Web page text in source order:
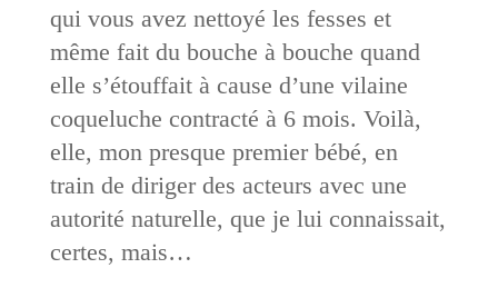
qui vous avez nettoyé les fesses et
même fait du bouche à bouche quand
elle s’étouffait à cause d’une vilaine
coqueluche contracté à 6 mois. Voilà,
elle, mon presque premier bébé, en
train de diriger des acteurs avec une
autorité naturelle, que je lui connaissait,
certes, mais…